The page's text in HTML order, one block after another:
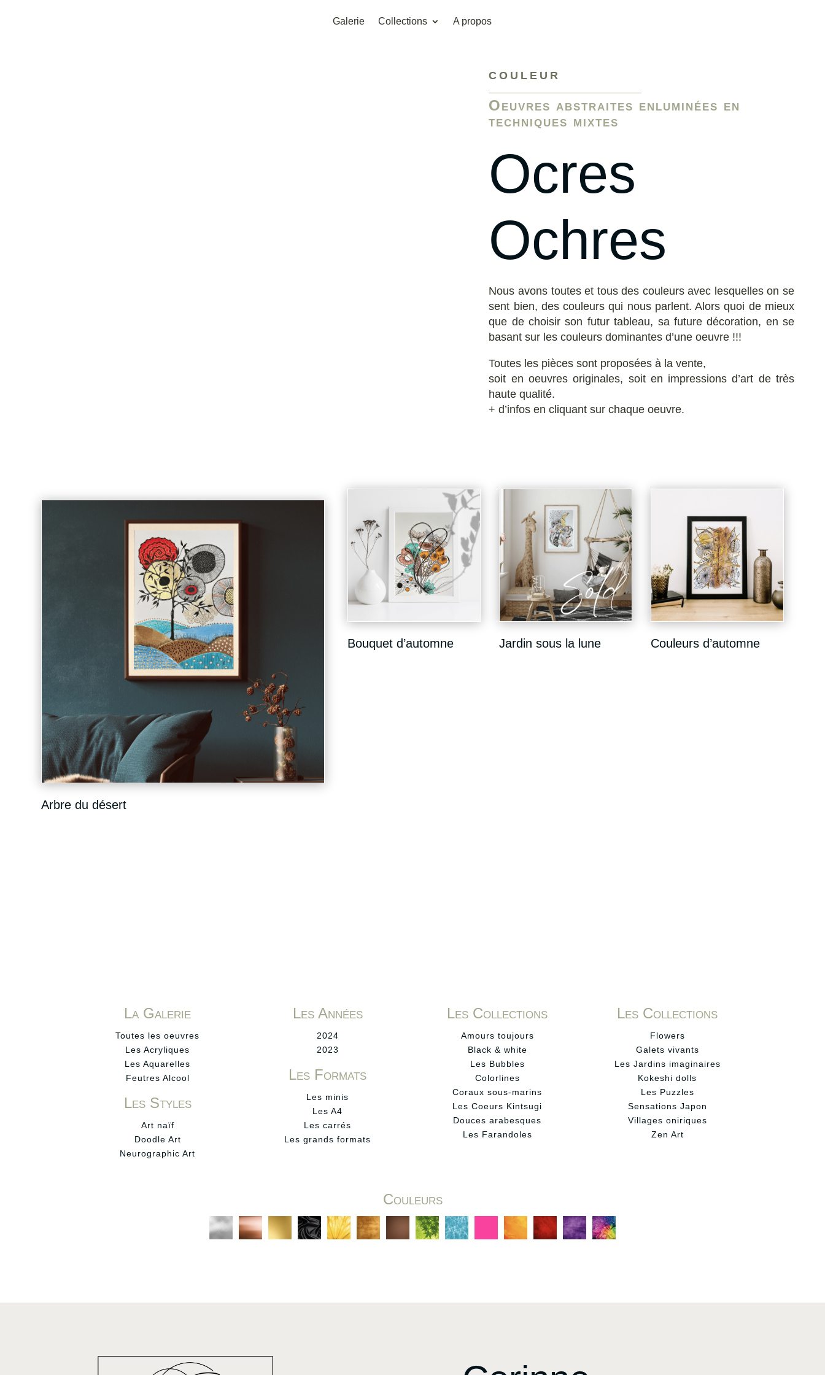
Galerie Collections A propos
COULEUR
Oeuvres abstraites enluminées en
techniques mixtes
Ocres
Ochres
Nous avons toutes et tous des couleurs avec lesquelles on se
sent bien, des couleurs qui nous parlent. Alors quoi de mieux
que de choisir son futur tableau, sa future décoration, en se
basant sur les couleurs dominantes d’une oeuvre !!!
Toutes les pièces sont proposées à la vente,
soit en oeuvres originales, soit en impressions d’art de très
haute qualité.
+ d’infos en cliquant sur chaque oeuvre.
Arbre du désert
Bouquet d’automne Jardin sous la lune Couleurs d’automne
La Galerie
Toutes les oeuvres
Les Acryliques
Les Aquarelles
Feutres Alcool
Les Styles
Art naïf
Doodle Art
Neurographic Art
Les Années
2024
2023
Les Formats
Les minis
Les A4
Les carrés
Les grands formats
Les Collections
Amours toujours
Black & white
Les Bubbles
Colorlines
Coraux sous-marins
Les Coeurs Kintsugi
Douces arabesques
Les Farandoles
Les Collections
Flowers
Galets vivants
Les Jardins imaginaires
Kokeshi dolls
Les Puzzles
Sensations Japon
Villages oniriques
Zen Art
Couleurs
C C C C C C C C C C C